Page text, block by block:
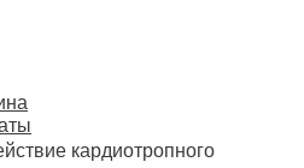
кардиотропного